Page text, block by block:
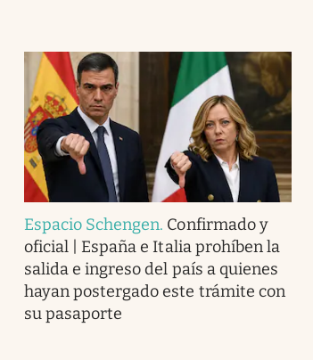
Espacio Schengen. Confirmado y
oficial | España e Italia prohíben la
salida e ingreso del país a quienes
hayan postergado este trámite con
su pasaporte